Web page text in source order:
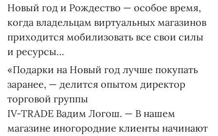
Новый год и Рождество — особое время,
когда владельцам виртуальных магазинов
приходится мобилизовать все свои силы
и ресурсы…
«Подарки на Новый год лучше покупать
заранее, — делится опытом директор
торговой группы
IV-TRADE Вадим Логош. — В нашем
магазине иногородние клиенты начинают